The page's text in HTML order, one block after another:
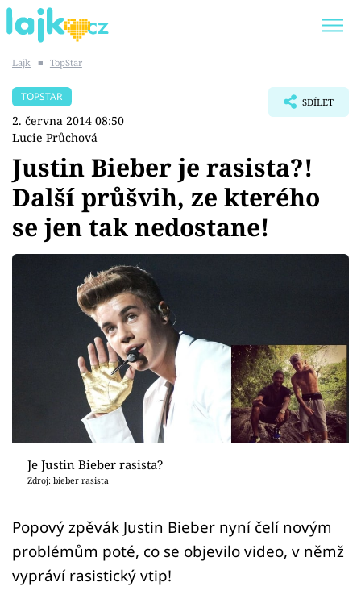
SHOPAHOLICADEL
Témata
Showbyznys
Youtubeři
Sex a vztahy
Sledujte prima+
Přihlášení
Sledujte nás
Lajk ■ TopStar
TOPSTAR
2. června 2014 08:50
Lucie Průchová
SDÍLET
Justin Bieber je rasista?!
Další průšvih, ze kterého
se jen tak nedostane!
Je Justin Bieber rasista?
Zdroj: bieber rasista
Popový zpěvák Justin Bieber nyní čelí novým
problémům poté, co se objevilo video, v němž
vypráví rasistický vtip!